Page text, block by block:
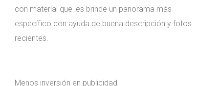
con material que les brinde un panorama más
específico con ayuda de buena descripción y fotos
recientes.
Menos inversión en publicidad